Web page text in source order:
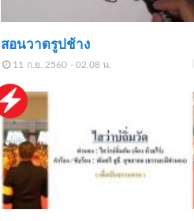
สอนวาดรูปช้าง
11 ก.ย. 2560 - 02.08 น.